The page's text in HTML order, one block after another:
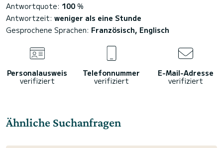
Antwortquote: 100 %
Antwortzeit: weniger als eine Stunde
Gesprochene Sprachen: Französisch, Englisch
Personalausweis
verifiziert
Telefonnummer
verifiziert
E-Mail-Adresse
verifiziert
Ähnliche Suchanfragen